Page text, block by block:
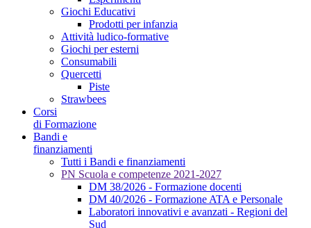
Giochi Educativi
Prodotti per infanzia
Attività ludico-formative
Giochi per esterni
Consumabili
Quercetti
Piste
Strawbees
Corsi
di Formazione
Bandi e
finanziamenti
Tutti i Bandi e finanziamenti
PN Scuola e competenze 2021-2027
DM 38/2026 - Formazione docenti
DM 40/2026 - Formazione ATA e Personale
Laboratori innovativi e avanzati - Regioni del
Sud